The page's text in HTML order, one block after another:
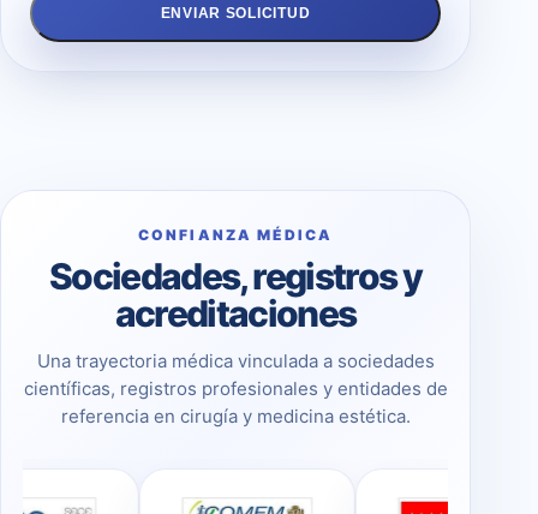
ENVIAR SOLICITUD
CONFIANZA MÉDICA
Sociedades, registros y
acreditaciones
Una trayectoria médica vinculada a sociedades
científicas, registros profesionales y entidades de
referencia en cirugía y medicina estética.